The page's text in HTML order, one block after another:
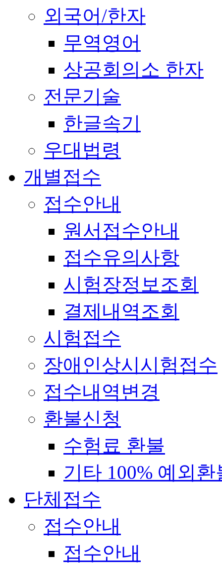
외국어/한자
무역영어
상공회의소 한자
전문기술
한글속기
우대법령
개별접수
접수안내
원서접수안내
접수유의사항
시험장정보조회
결제내역조회
시험접수
장애인상시시험접수
접수내역변경
환불신청
수험료 환불
기타 100% 예외환
단체접수
접수안내
접수안내